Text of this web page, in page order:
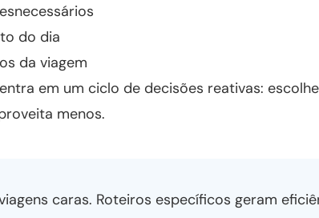
do dia
da viagem
em um ciclo de decisões reativas:
menos.
caras. Roteiros específicos geram